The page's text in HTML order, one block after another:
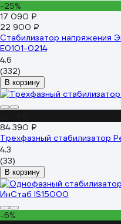
-25%
17 090 ₽
22 900 ₽
Стабилизатор напряжения
Е0101-0214
4.6
(332)
В корзину
84 390 ₽
Трехфазный стабилизатор
4.3
(33)
В корзину
-6%